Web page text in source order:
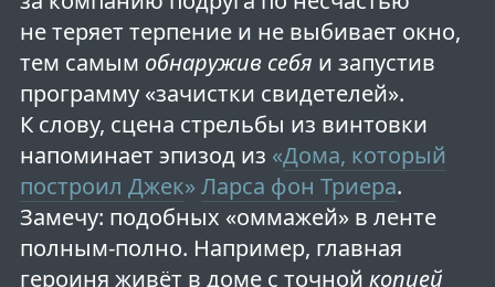
не теряет терпение и не выбивает окно,
тем самым обнаружив себя и запустив
программу «зачистки свидетелей».
К слову, сцена стрельбы из винтовки
напоминает эпизод из «Дома, который
построил Джек» Ларса фон Триера.
Замечу: подобных «оммажей» в ленте
полным-полно. Например, главная
героиня живёт в доме с точной копией